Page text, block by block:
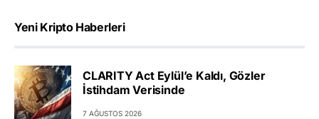
Yeni Kripto Haberleri
CLARITY Act Eylül’e Kaldı, Gözler
İstihdam Verisinde
7 AĞUSTOS 2026